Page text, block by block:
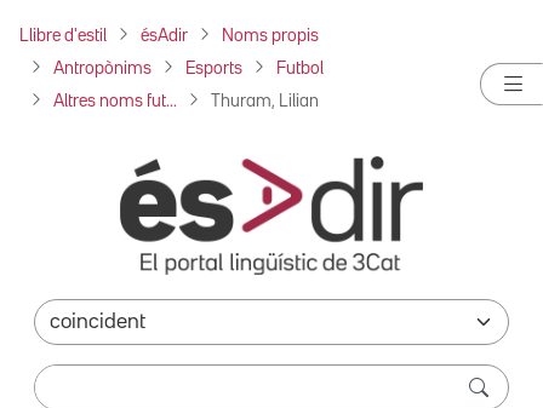
Llibre d'estil ésAdir Noms propis
Antropònims Esports Futbol
Altres noms fut... Thuram, Lilian